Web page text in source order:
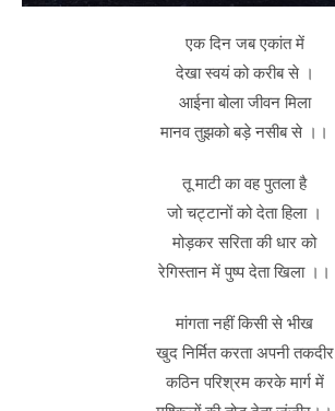
एक दिन जब एकांत में
देखा स्वयं को करीब से ।
आईना बोला जीवन मिला
मानव तुझको बड़े नसीब से ।।
तू माटी का वह पुतला है
जो चट्टानों को देता हिला ।
मोड़कर सरिता की धार को
रेगिस्तान में पुष्प देता खिला ।।
मांगता नहीं किसी से भीख
खुद निर्मित करता अपनी तकदीर
कठिन परिश्रम करके मार्ग में